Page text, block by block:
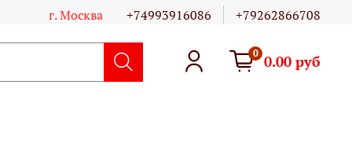
г. Москва +74993916086 +79262866708
0 0.00 руб